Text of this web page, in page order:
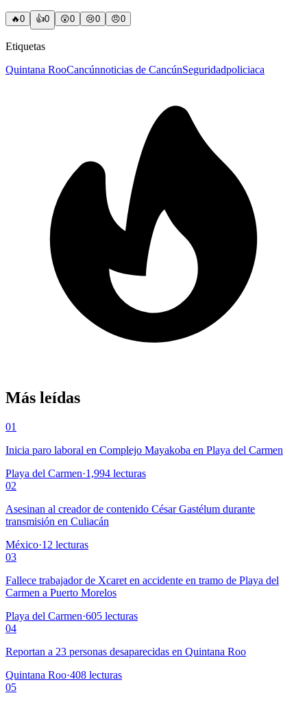
🔥0 👍0 😲0 😢0 😠0
Etiquetas
Quintana RooCancúnnoticias de CancúnSeguridadpoliciaca
Más leídas
01
Inicia paro laboral en Complejo Mayakoba en Playa del Carmen
Playa del Carmen·1,994 lecturas
02
Asesinan al creador de contenido César Gastélum durante
transmisión en Culiacán
México·12 lecturas
03
Fallece trabajador de Xcaret en accidente en tramo de Playa del
Carmen a Puerto Morelos
Playa del Carmen·605 lecturas
04
Reportan a 23 personas desaparecidas en Quintana Roo
Quintana Roo·408 lecturas
05